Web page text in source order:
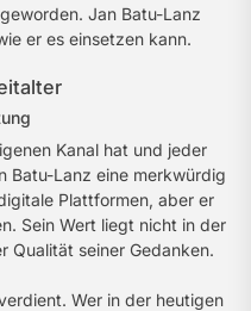
Jan Batu-Lanz
er es einsetzen kann.
Kanal hat und jeder
Batu-Lanz eine merkwürdig
Plattformen, aber er
Sein Wert liegt nicht in der
Qualität seiner Gedanken.
Wer in der heutigen